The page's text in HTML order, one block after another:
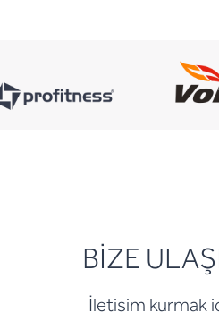
BİZE
İletişim kurmak